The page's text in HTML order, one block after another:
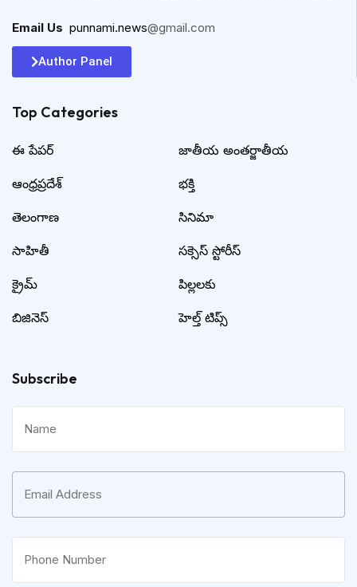
Email Us punnami.news@gmail.com
Author Panel
Top Categories​
ఈ పేపర్
ఆంధ్రప్రదేశ్
తెలంగాణ
సాహితీ
క్రైమ్
బిజినెస్
జాతీయ అంతర్జాతీయ
భక్తి
సినిమా
సక్సెస్ స్టోరీస్
పిల్లలకు
హెల్త్ టిప్స్
Subscribe